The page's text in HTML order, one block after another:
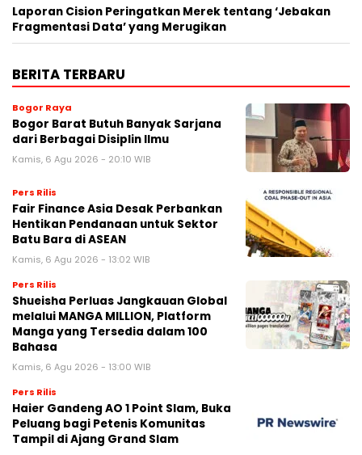
Laporan Cision Peringatkan Merek tentang ‘Jebakan
Fragmentasi Data’ yang Merugikan
BERITA TERBARU
Bogor Raya
Bogor Barat Butuh Banyak Sarjana
dari Berbagai Disiplin Ilmu
Kamis, 6 Agu 2026 - 20:10 WIB
Pers Rilis
Fair Finance Asia Desak Perbankan
Hentikan Pendanaan untuk Sektor
Batu Bara di ASEAN
Kamis, 6 Agu 2026 - 13:02 WIB
Pers Rilis
Shueisha Perluas Jangkauan Global
melalui MANGA MILLION, Platform
Manga yang Tersedia dalam 100
Bahasa
Kamis, 6 Agu 2026 - 13:00 WIB
Pers Rilis
Haier Gandeng AO 1 Point Slam, Buka
Peluang bagi Petenis Komunitas
Tampil di Ajang Grand Slam